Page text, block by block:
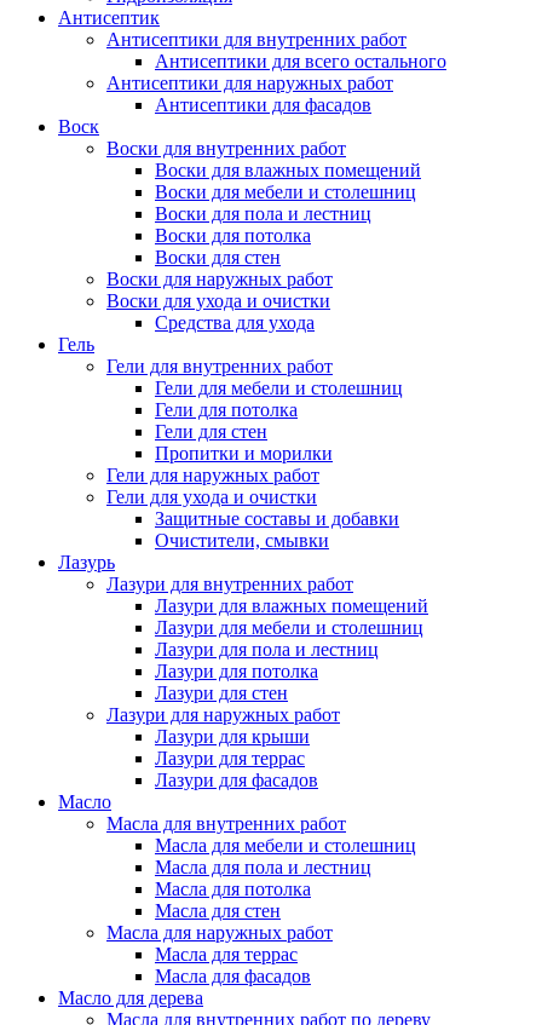
Антисептик
Антисептики для внутренних работ
Антисептики для всего остального
Антисептики для наружных работ
Антисептики для фасадов
Воск
Воски для внутренних работ
Воски для влажных помещений
Воски для мебели и столешниц
Воски для пола и лестниц
Воски для потолка
Воски для стен
Воски для наружных работ
Воски для ухода и очистки
Средства для ухода
Гель
Гели для внутренних работ
Гели для мебели и столешниц
Гели для потолка
Гели для стен
Пропитки и морилки
Гели для наружных работ
Гели для ухода и очистки
Защитные составы и добавки
Очистители, смывки
Лазурь
Лазури для внутренних работ
Лазури для влажных помещений
Лазури для мебели и столешниц
Лазури для пола и лестниц
Лазури для потолка
Лазури для стен
Лазури для наружных работ
Лазури для крыши
Лазури для террас
Лазури для фасадов
Масло
Масла для внутренних работ
Масла для мебели и столешниц
Масла для пола и лестниц
Масла для потолка
Масла для стен
Масла для наружных работ
Масла для террас
Масла для фасадов
Масло для дерева
Масла для внутренних работ по дереву